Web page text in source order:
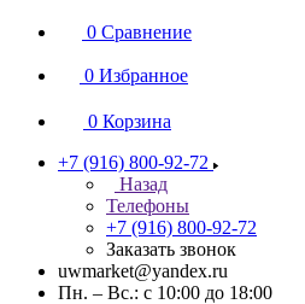
0 Сравнение
0 Избранное
0 Корзина
+7 (916) 800-92-72
Назад
Телефоны
+7 (916) 800-92-72
Заказать звонок
uwmarket@yandex.ru
Пн. – Вс.: с 10:00 до 18:00